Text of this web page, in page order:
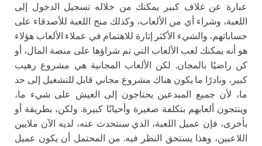
عبارة عن غلاف كبير يمكنك من خلاله تسجيل الدخول إلى
اللعبة، وشراء أي من الألعاب، وكذلك منح اللعبة للأصدقاء على
حساباتهم، والشيء الأكثر إثارة للاهتمام في عملاء الألعاب هؤلاء
هو أنه يمكنك لعب الألعاب التي تم شراؤها على منصة المال، أو
كن راضيًا بالمجان. لكن الألعاب المجانية هي مشروع رهيب
كبير، ونادرًا ما يكون هناك مشروع مجاني قابل للتشغيل إلى حد
ما، لأن جميع المبدعين يحتاجون إلى العيش على شيء ما،
وينتجون ألعابهم بتكلفة صغيرة وأحيانًا كبيرة. ولكن، بطريقة أو
بأخرى، فإن عميل اللعبة، الذي سنتحدث عنه، لديه الآن ملايين
اللاعبين، وهذا يستحق النظر فيه. من المحتمل أن يكون عميل